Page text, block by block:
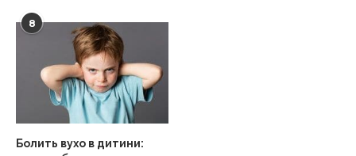
8
Болить вухо в дитини: